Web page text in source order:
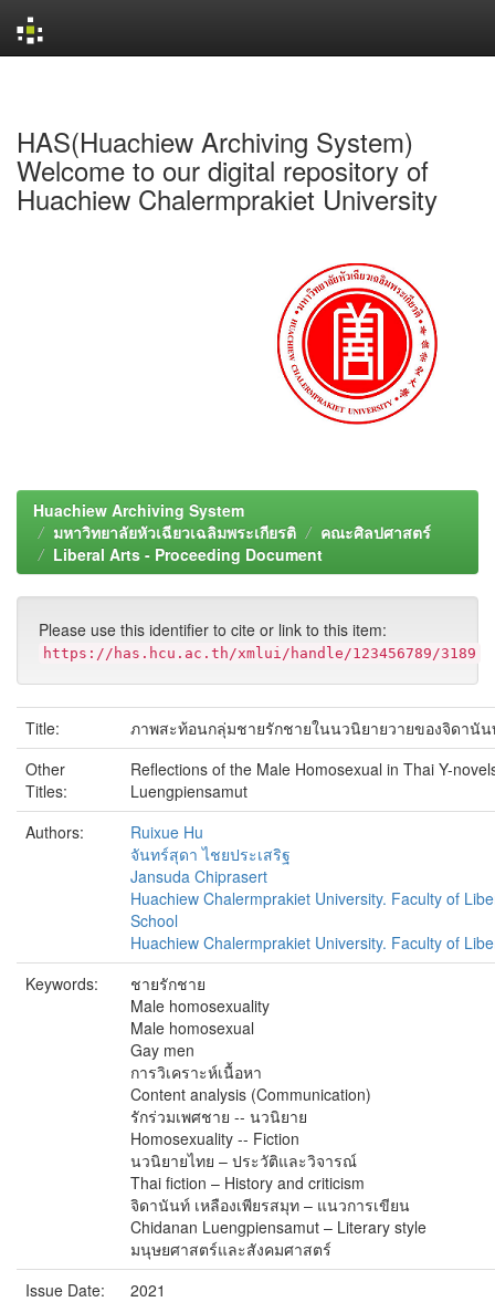
HAS(Huachiew Archiving System)
Welcome to our digital repository of
Huachiew Chalermprakiet University
Huachiew Archiving System
มหาวิทยาลัยหัวเฉียวเฉลิมพระเกียรติ
คณะศิลปศาสตร์
Liberal Arts - Proceeding Document
Please use this identifier to cite or link to this item:
https://has.hcu.ac.th/xmlui/handle/123456789/3189
Title:
ภาพสะท้อนกลุ่มชายรักชายในนวนิยายวายของจิดานัน
Other
Titles:
Reflections of the Male Homosexual in Thai Y-
Luengpiensamut
Authors:
Ruixue Hu
จันทร์สุดา ไชยประเสริฐ
Jansuda Chiprasert
Huachiew Chalermprakiet University. Faculty of
School
Huachiew Chalermprakiet University. Faculty of
Keywords:
ชายรักชาย
Male homosexuality
Male homosexual
Gay men
การวิเคราะห์เนื้อหา
Content analysis (Communication)
รักร่วมเพศชาย -- นวนิยาย
Homosexuality -- Fiction
นวนิยายไทย – ประวัติและวิจารณ์
Thai fiction – History and criticism
จิดานันท์ เหลืองเพียรสมุท – แนวการเขียน
Chidanan Luengpiensamut – Literary style
มนุษยศาสตร์และสังคมศาสตร์
Issue Date:
2021